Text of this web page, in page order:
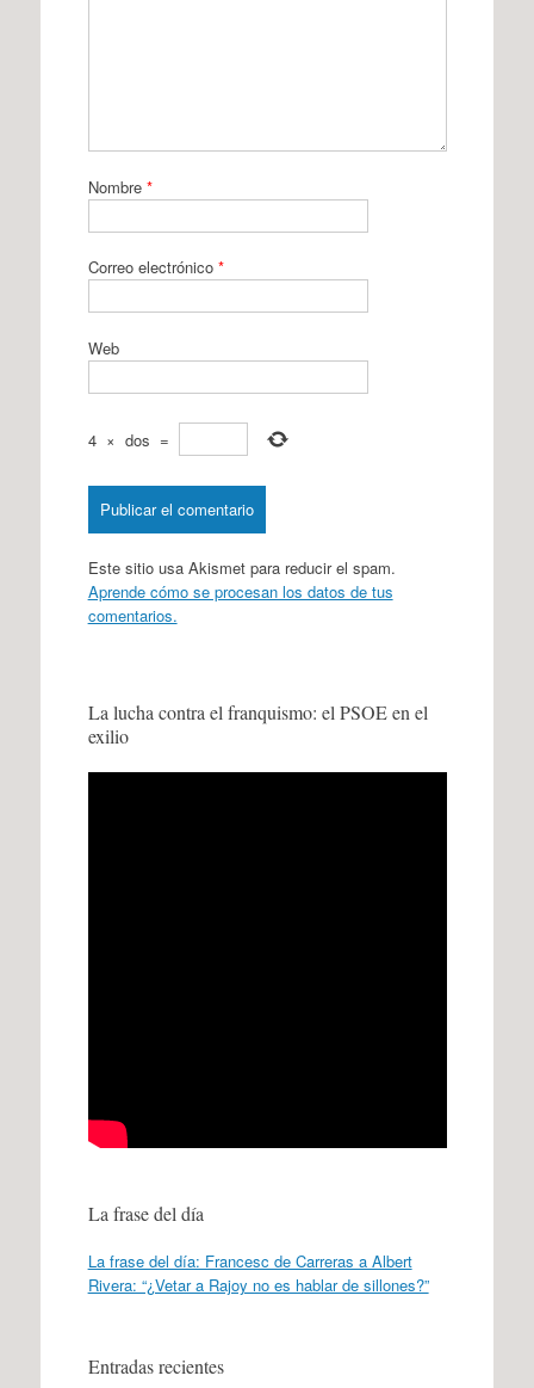
Nombre *
Correo electrónico *
Web
4 × dos =
Este sitio usa Akismet para reducir el spam.
Aprende cómo se procesan los datos de tus
comentarios.
La lucha contra el franquismo: el PSOE en el
exilio
La frase del día
La frase del día: Francesc de Carreras a Albert
Rivera: “¿Vetar a Rajoy no es hablar de sillones?”
Entradas recientes